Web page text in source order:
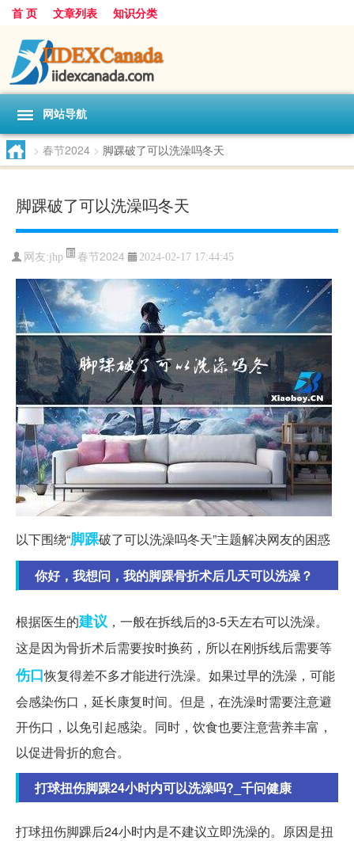
首 页 文章列表 知识分类
网站导航
> 春节2024 > 脚踝破了可以洗澡吗冬天
脚踝破了可以洗澡吗冬天
网友:jhp 春节2024 2024-02-17 17:44:45
以下围绕“脚踝破了可以洗澡吗冬天”主题解决网友的困惑
你好，我想问，我的脚踝骨折术后几天可以洗澡？
根据医生的建议 ，一般在拆线后的3-5天左右可以洗澡。
这是因为骨折术后需要按时换药，所以在刚拆线后需要等
伤口恢复得差不多才能进行洗澡。如果过早的洗澡，可能
会感染伤口，延长康复时间。但是，在洗澡时需要注意避
开伤口，以免引起感染。同时，饮食也要注意营养丰富，
以促进骨折的愈合。
打球扭伤脚踝24小时内可以洗澡吗?_千问健康
打球扭伤脚踝后24小时内是不建议立即洗澡的。原因是扭